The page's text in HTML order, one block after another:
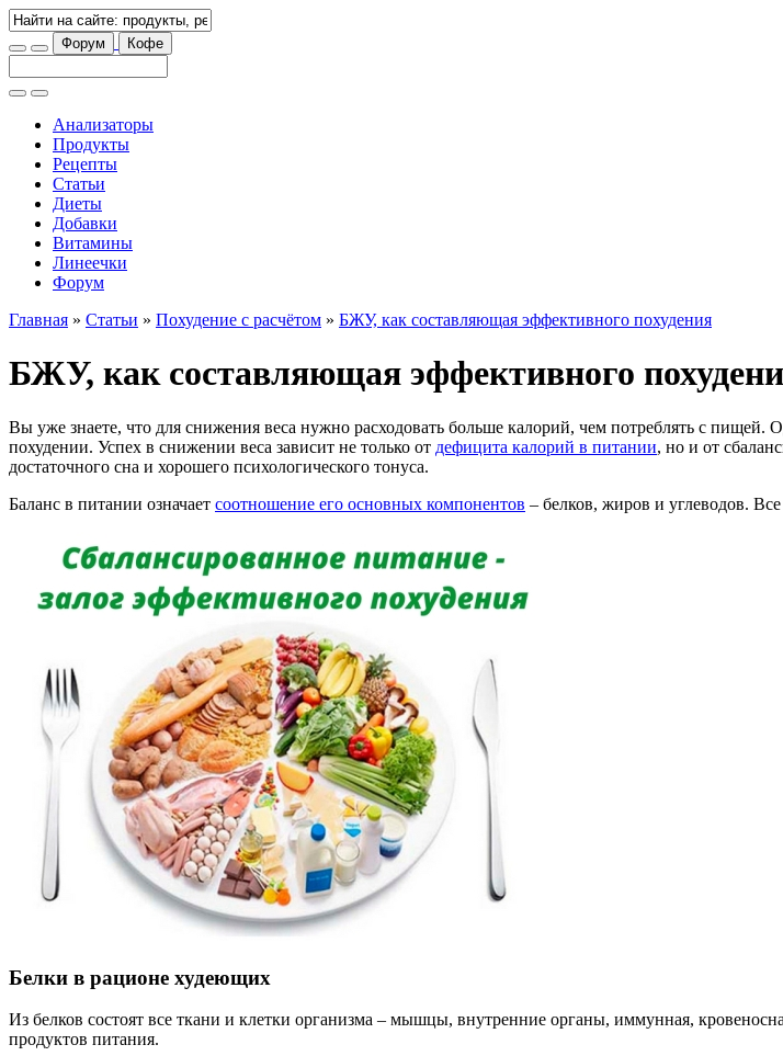
Форум Кофе
Анализаторы
Продукты
Рецепты
Статьи
Диеты
Добавки
Витамины
Линеечки
Форум
Главная » Статьи » Похудение с расчётом » БЖУ, как составляющая эффективного похудения
БЖУ, как составляющая эффективного
Вы уже знаете, что для снижения веса нужно расходовать больше калорий, чем потреблять с
похудении. Успех в снижении веса зависит не только от дефицита калорий в питании, но и от
достаточного сна и хорошего психологического тонуса.
Баланс в питании означает соотношение его основных компонентов – белков, жиров и углеводов.
Белки в рационе худеющих
Из белков состоят все ткани и клетки организма – мышцы, внутренние органы, иммунная,
продуктов питания.